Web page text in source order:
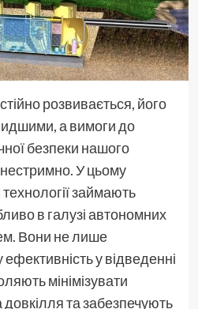
розвивається, його
а вимоги до
безпеки нашого
У цьому
технології займають
в галузі автономних
Вони не лише
у відведенні
мінімізувати
та забезпечують